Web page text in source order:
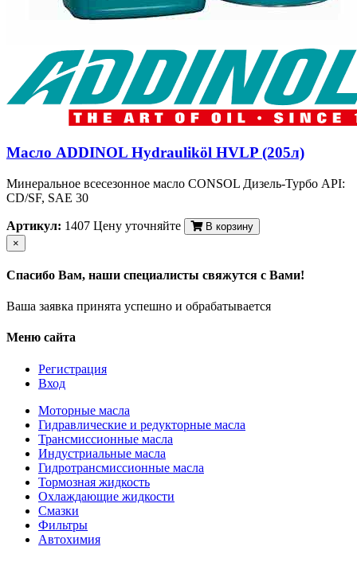
Масло ADDINOL Hydrauliköl HVLP (205л)
Минеральное всесезонное масло CONSOL Дизель-Турбо API:
CD/SF, SAE 30
Артикул: 1407 Цену уточняйте
В корзину
×
Спасибо Вам, наши специалисты свяжутся с Вами!
Ваша заявка принята успешно и обрабатывается
Меню сайта
Регистрация
Вход
Моторные масла
Гидравлические и редукторные масла
Трансмиссионные масла
Индустриальные масла
Гидротрансмиссионные масла
Тормозная жидкость
Охлаждающие жидкости
Смазки
Фильтры
Автохимия